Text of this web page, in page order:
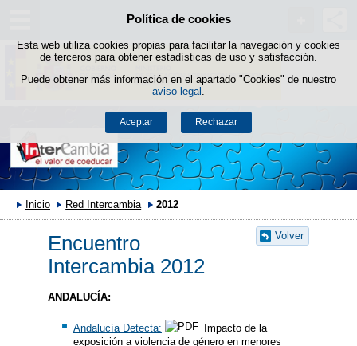
Política de cookies
Esta web utiliza cookies propias para facilitar la navegación y cookies
de terceros para obtener estadísticas de uso y satisfacción.
Puede obtener más información en el apartado "Cookies" de nuestro
aviso legal
Aceptar Rechazar
Saltar al contenido
Inicio Red Intercambia 2012
Volver
Encuentro
Intercambia 2012
ANDALUCÍA:
Andalucía Detecta:
Impacto de la
exposición a violencia de género en menores